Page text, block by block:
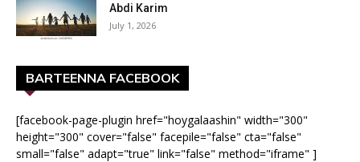
Abdi Karim
July 1, 2026
BARTEENNA FACEBOOK
[facebook-page-plugin href="hoygalaashin" width="300"
height="300" cover="false" facepile="false" cta="false"
small="false" adapt="true" link="false" method="iframe" ]